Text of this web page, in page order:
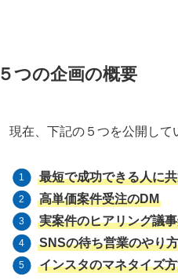
５つの企画の概要
現在、下記の５つを公開して
最短で成功できる人に
高単価案件受注のDM
実案件のヒアリング議
SNSの待ち営業のやり方
インスタのマネタイズ